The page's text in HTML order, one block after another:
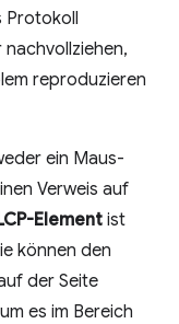
Protokoll
reproduzieren
ein Maus-
Verweis auf
Elementist
können den
der Seite
es im Bereich